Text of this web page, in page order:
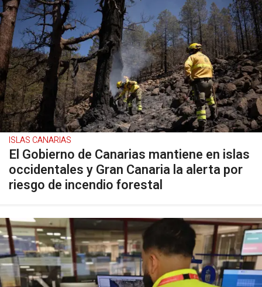
ISLAS CANARIAS
El Gobierno de Canarias mantiene en islas
occidentales y Gran Canaria la alerta por
riesgo de incendio forestal